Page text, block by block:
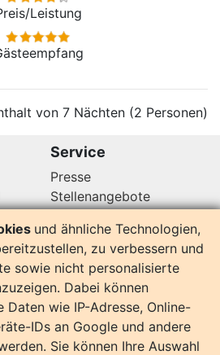
Leistung
von 7 Nächten (2 Personen)
Service
Presse
Stellenangebote
Hier sind wir auch
und ähnliche Technologien,
zu verbessern und
sowie nicht personalisierte
Dabei können
Daten wie IP-Adresse, Online-
IDs an Google und andere
Sie können Ihre Auswahl